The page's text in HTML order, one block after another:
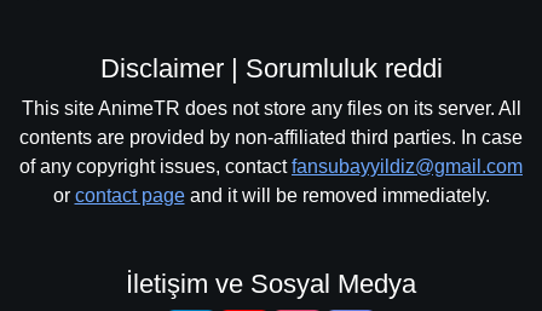
Disclaimer | Sorumluluk reddi
This site AnimeTR does not store any files on its server. All
contents are provided by non-affiliated third parties. In case
of any copyright issues, contactfansubayyildiz@gmail.com
or contact pageand it will be removed immediately.
İletişim ve Sosyal Medya